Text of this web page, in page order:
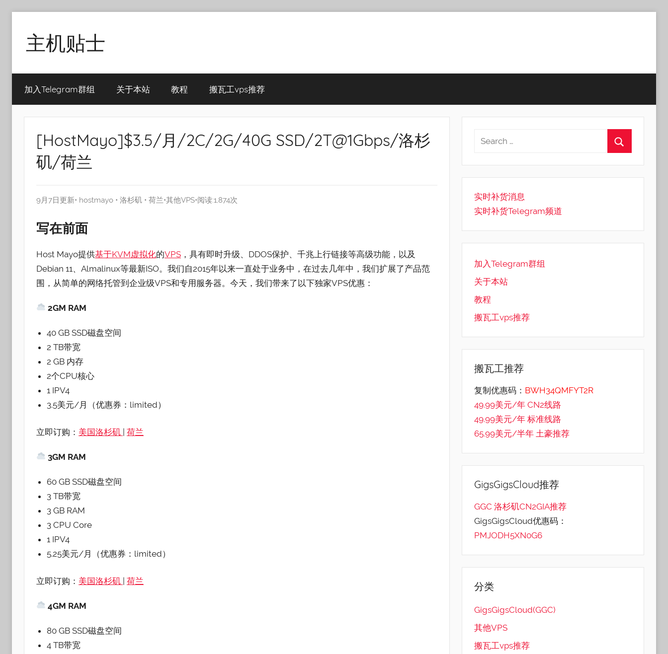
content
主机贴士
瓦
工|BandwagonHost
加入Telegram群组 关于本站 教程 搬瓦工vps推荐
[HostMayo]$3.5/月/2C/2G/40G SSD/2T@1Gbps/洛杉
矶/荷兰
9月7日更新• hostmayo • 洛杉矶 • 荷兰•其他VPS•阅读:1,874次
写在前面
Host Mayo提供基于KVM虚拟化的VPS ，具有即时升级、DDOS保护、千兆上行链接等高级功能，以及
Debian 11、Almalinux等最新ISO。我们自2015年以来一直处于业务中，在过去几年中，我们扩展了产品范
围，从简单的网络托管到企业级VPS和专用服务器。今天，我们带来了以下独家VPS优惠：
2GM RAM
40 GB SSD磁盘空间
2 TB带宽
2 GB 内存
2个CPU核心
1 IPV4
3.5美元/月（优惠券：limited）
立即订购： 美国洛杉矶 | 荷兰
3GM RAM
60 GB SSD磁盘空间
3 TB带宽
3 GB RAM
3 CPU Core
1 IPV4
5.25美元/月（优惠券：limited）
立即订购： 美国洛杉矶 | 荷兰
4GM RAM
80 GB SSD磁盘空间
4 TB带宽
实时补货消息
实时补货Telegram频道
加入Telegram群组
关于本站
教程
搬瓦工vps推荐
搬瓦工推荐
复制优惠码： BWH34QMFYT2R
49.99美元/年 CN2线路
49.99美元/年 标准线路
65.99美元/半年 土豪推荐
GigsGigsCloud推荐
GGC 洛杉矶CN2GIA推荐
GigsGigsCloud优惠码：
PMJODH5XN0G6
分类
GigsGigsCloud(GGC)
其他VPS
搬瓦工vps推荐